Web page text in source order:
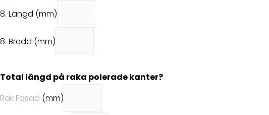
8. Längd (mm)
8. Bredd (mm)
Total längd på raka polerade kanter?
Rak Fasad (mm)